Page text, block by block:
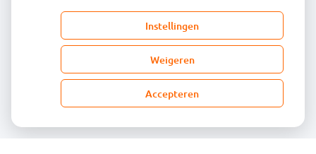
Heeft u vragen of opmerkingen over uw
toegestuurde rekening van de apotheek?
declaratie@acdaphagroep.nl
onze
facebook
Instellingen
Weigeren
Accepteren